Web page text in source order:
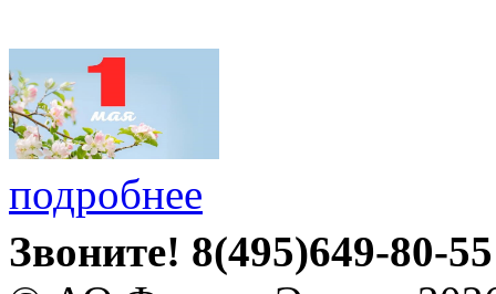
подробнее
Звоните! 8(495)649-80-55